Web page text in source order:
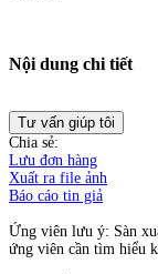
Nội dung chi tiết
Tư vấn giúp tôi
Chia sẻ:
Lưu đơn hàng
Xuất ra file ảnh
Báo cáo tin giả
Ứng viên lưu ý: Sàn
ứng viên cần tìm hiểu